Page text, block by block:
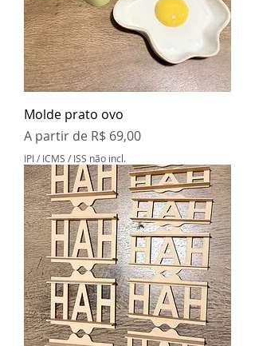
Molde prato ovo
A partir de R$ 69,00
Preço promocional
IPI / ICMS / ISS não incl.